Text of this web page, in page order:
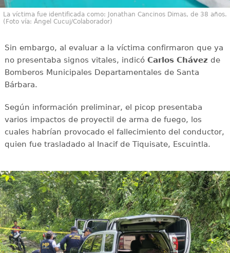
La víctima fue identificada como: Jonathan Cancinos Dimas, de 38 años.
(Foto vía: Ángel Cucuj/Colaborador)
Sin embargo, al evaluar a la víctima confirmaron que ya
no presentaba signos vitales, indicó Carlos Chávez de
Bomberos Municipales Departamentales de Santa
Bárbara.
Según información preliminar, el picop presentaba
varios impactos de proyectil de arma de fuego, los
cuales habrían provocado el fallecimiento del conductor,
quien fue trasladado al Inacif de Tiquisate, Escuintla.